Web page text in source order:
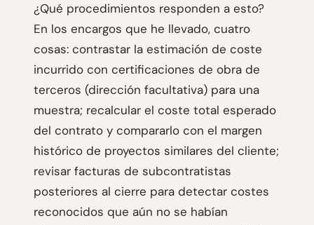
¿Qué procedimientos responden a esto?
En los encargos que he llevado, cuatro
cosas: contrastar la estimación de coste
incurrido con certificaciones de obra de
terceros (dirección facultativa) para una
muestra; recalcular el coste total esperado
del contrato y compararlo con el margen
histórico de proyectos similares del cliente;
revisar facturas de subcontratistas
posteriores al cierre para detectar costes
reconocidos que aún no se habían